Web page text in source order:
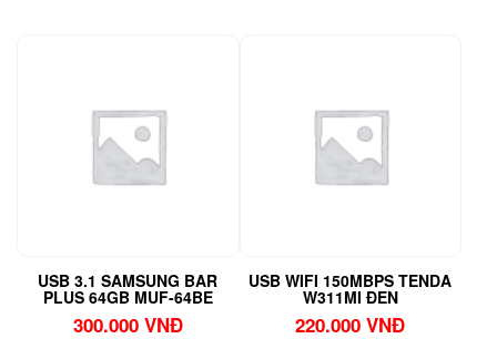
USB 3.1 SAMSUNG BAR
PLUS 64GB MUF-64BE
300.000 VNĐ
USB WIFI 150MBPS TENDA
W311MI ĐEN
220.000VNĐ